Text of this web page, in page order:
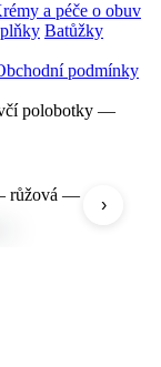
a péče o obuv
Batůžky
podmínky
polobotky —
›